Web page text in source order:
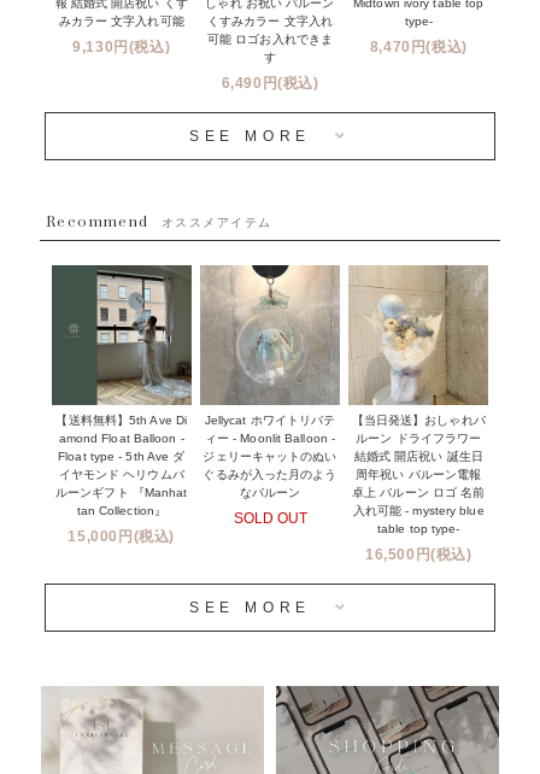
オプション
成人式・卒業式・入学式バルーンブーケ
新商品
~３０００円
~５５００円
１１０００円以上
NEW YORK MIND - ニューヨークスタイルバルーン
※コンフェッティバルーン -プリント内容-
コンフェッティバルーンについて
ハワイウェディングサービス
企業・法人様
ウェディングコンフェッティバルーン特集
実店舗について -大阪 堀江店・名古屋 星ヶ丘店・滋賀 配送
センター店・沖縄 嘉手納基地店-
プリントサービス
前撮り写真バルーン特集
姉妹店＆関連ショップについて
安心のチャビーバルーン
おすすめ商品
バルーン自動販売機
報 結婚式 開店祝い くす
みカラー 文字入れ可能
9,130円(税込)
しゃれ お祝い バルーン
くすみカラー 文字入れ
可能 ロゴお入れできま
す
6,490円(税込)
Midtown ivory table top
type-
8,470円(税込)
SEE MORE
Recommend オススメアイテム
【送料無料】5th Ave Di
amond Float Balloon -
Float type - 5th Ave ダ
イヤモンド ヘリウムバ
ルーンギフト 『Manhat
tan Collection』
15,000円(税込)
Jellycat ホワイトリバテ
ィー - Moonlit Balloon -
ジェリーキャットのぬい
ぐるみが入った月のよう
なバルーン
SOLD OUT
【当日発送】おしゃれバ
ルーン ドライフラワー
結婚式 開店祝い 誕生日
周年祝い バルーン電報
卓上 バルーン ロゴ 名前
入れ可能 - mystery blue
table top type-
16,500円(税込)
SEE MORE